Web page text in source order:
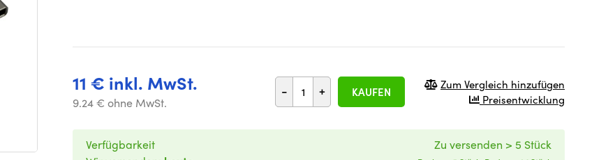
11 € inkl. MwSt.
9.24 € ohne MwSt.
- + KAUFEN
Zum Vergleich hinzufügen
Preisentwicklung
Verfügbarkeit
Zu versenden > 5 Stück